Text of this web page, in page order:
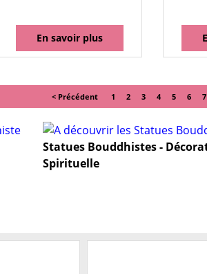
En savoir plus
< Précédent 1 2 3 4 5 6 7
Statues Bouddhistes -
Spirituelle